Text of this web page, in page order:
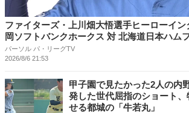
ファイターズ・上川畑大悟選手ヒーローイ
岡ソフトバンクホークス 対 北海道日本ハム
パーソル パ・リーグTV
2026/8/6 21:53
甲子園で見たかった2人の
発した世代屈指のショート
せる都城の「牛若丸」